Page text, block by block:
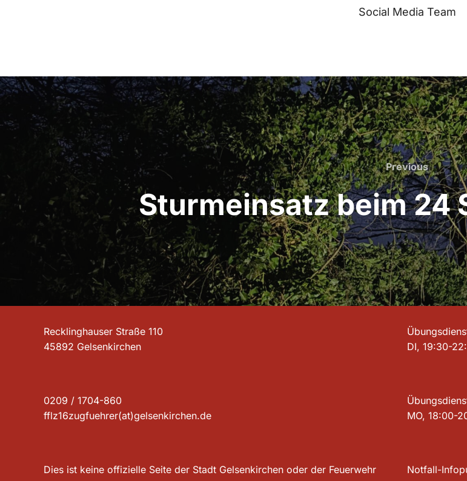
Social Media Team
Beitragsnavigation
Previous
Previous
Sturmeinsatz beim 24
Recklinghauser Straße 110
45892 Gelsenkirchen
0209 / 1704-860
fflz16zugfuehrer(at)gelsenkirchen.de
Dies ist keine offizielle Seite der Stadt Gelsenkirchen oder der Feuerwehr
DI, 19:30-
MO, 18:00-
Notfall-